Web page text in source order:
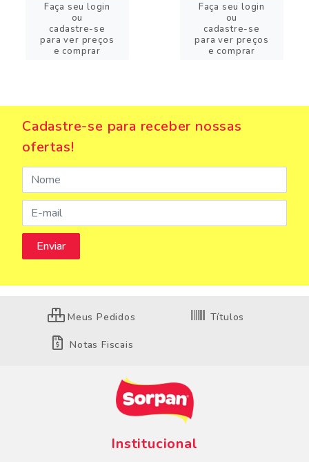
Faça seu login
ou
cadastre-se
para ver preços
e comprar
Faça seu login
ou
cadastre-se
para ver preços
e comprar
Cadastre-se para receber nossas
ofertas!
Meus Pedidos Títulos
Notas Fiscais
Institucional